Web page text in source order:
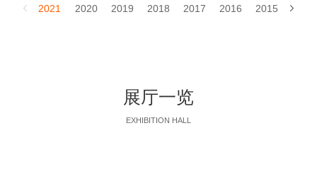
2021 2020 2019 2018 2017 2016 2015 2014
展厅一览
EXHIBITION HALL